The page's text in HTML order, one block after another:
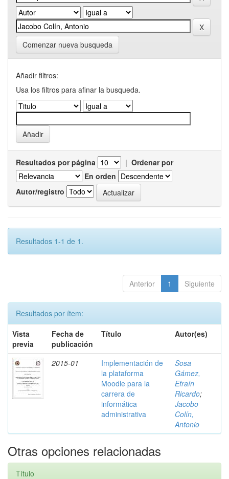
Comenzar nueva busqueda
Añadir filtros:
Usa los filtros para afinar la busqueda.
Resultados por página | Ordenar por
En orden
Autor/registro
Resultados 1-1 de 1.
Anterior 1 Siguiente
Resultados por ítem:
Vista
previa
Fecha de
publicación
Título Autor(es)
2015-01
Implementación de
la plataforma
Moodle para la
carrera de
informática
administrativa
Sosa
Gámez,
Efraín
Ricardo;
Jacobo
Colín,
Antonio
Otras opciones relacionadas
Título